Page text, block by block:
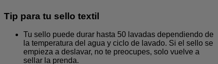
Tip para tu sello textil
Tu sello puede durar hasta 50 lavadas dependiendo de
la temperatura del agua y ciclo de lavado. Si el sello se
empieza a deslavar, no te preocupes, solo vuelve a
sellar la prenda.